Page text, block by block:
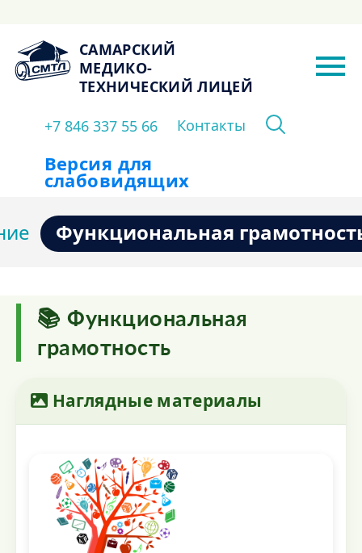
САМАРСКИЙ
МЕДИКО-
ТЕХНИЧЕСКИЙ ЛИЦЕЙ
+7 846 337 55 66 Контакты
Версия для
слабовидящих
Функциональная
📚 Функциональная
грамотность
Наглядные материалы